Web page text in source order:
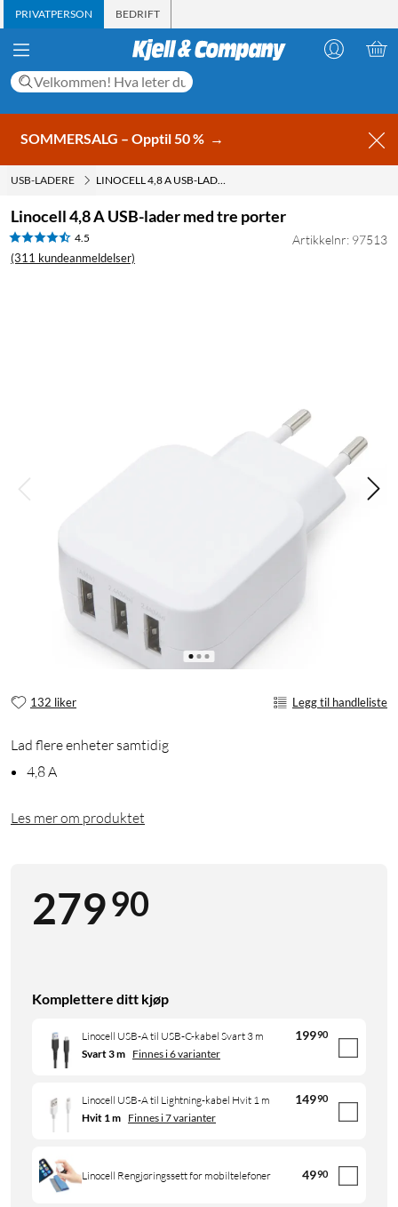
PRIVATPERSON BEDRIFT
SOMMERSALG – Opptil 50 % →
USB-LADERE LINOCELL 4,8 A USB-LADER MED TRE PORTER
Linocell 4,8 A USB-lader med tre porter
4.5
(311 kundeanmeldelser)
Artikkelnr: 97513
132 liker Legg til handleliste
Lad flere enheter samtidig
4,8 A
Les mer om produktet
27990
Komplettere ditt kjøp
Linocell USB-A til USB-C-kabel Svart 3 m 19990
Svart 3 m Finnes i 6 varianter
Linocell USB-A til Lightning-kabel Hvit 1 m 14990
Hvit 1 m Finnes i 7 varianter
Linocell Rengjøringssett for mobiltelefoner 4990